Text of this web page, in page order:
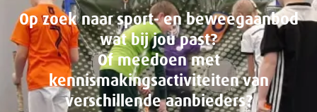
Op zoek naar sport- en beweegaanbod
wat bij jou past?
Of meedoen met
kennismakingsactiviteiten van
verschillende aanbieders?